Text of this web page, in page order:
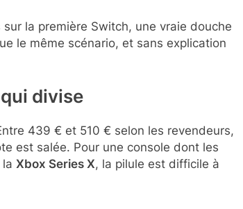
sur la première Switch, une vraie douche
le même scénario, et sans explication
divise
439 € et 510 € selon les revendeurs,
est salée. Pour une console dont les
la Xbox Series X, la pilule est difficile à